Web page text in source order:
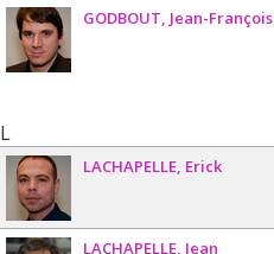
GODBOUT Jean-François
L
LACHAPELLE Erick
LACHAPELLE Jean